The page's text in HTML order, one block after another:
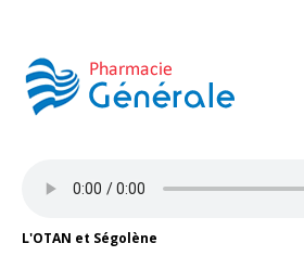
L'OTAN et Ségolène